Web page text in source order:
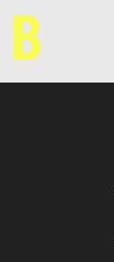
contenido